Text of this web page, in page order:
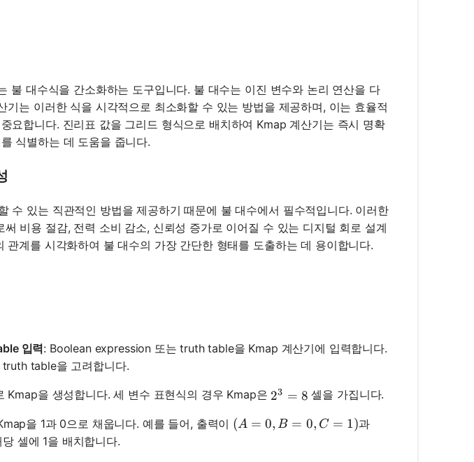
불 대수식을 간소화하는 도구입니다. 불 대수는 이진 변수와 논리 연산을 다
기는 이러한 식을 시각적으로 최소화할 수 있는 방법을 제공하며, 이는 효율적
요합니다. 진리표 값을 그리드 형식으로 배치하여 Kmap 계산기는 즉시 명확
식별하는 데 도움을 줍니다.
수 있는 직관적인 방법을 제공하기 때문에 불 대수에서 필수적입니다. 이러한
비용 절감, 전력 소비 감소, 신뢰성 증가로 이어질 수 있는 디지털 회로 설계
관계를 시각화하여 불 대수의 가장 간단한 형태를 도출하는 데 용이합니다.
입력: Boolean expression 또는 truth table을 Kmap 계산기에 입력합니다.
truth table을 고려합니다.
Kmap을 생성합니다. 세 변수 표현식의 경우 Kmap은 2^3 = 8
23 = 8 셀을 가집니다.
을 1과 0으로 채웁니다. 예를 들어, 출력이 (A=0, B=0, C=1)
(A = 0, B = 0, C = 1)과
셀에 1을 배치합니다.